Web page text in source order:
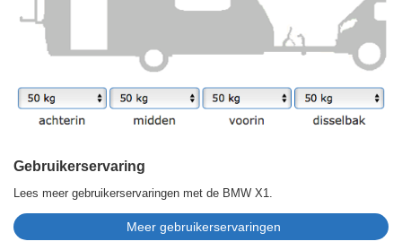
Gebruikerservaring
Lees meer gebruikerservaringen met de BMW X1.